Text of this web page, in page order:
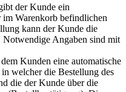
der Kunde ein
Warenkorb befindlichen
kann der Kunde die
Notwendige Angaben sind mit
Kunden eine automatische
welcher die Bestellung des
die der Kunde über die